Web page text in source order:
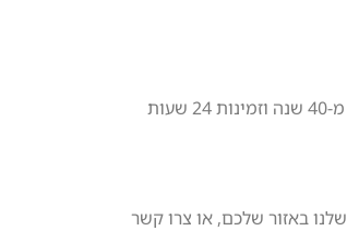
מעניקה שירותי אינסטלציה ופתיחת סתימות ביוב בכל אזור המרכז – מחדרה בצפון ועד גדרה בדרום. עם ניסיון של למעלה מ-40 שנה וזמינות 24 שעות
שלנו באזור שלכם, או צרו קשר